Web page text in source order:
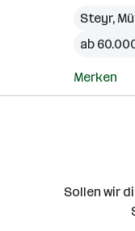
Steyr,
ab
Merken
Sollen wir